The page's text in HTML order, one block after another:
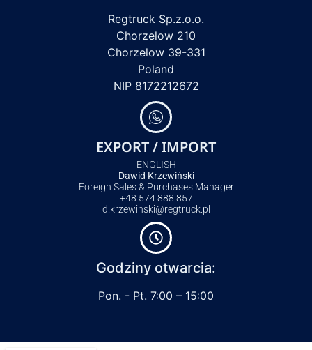
Regtruck Sp.z.o.o.
Chorzelow 210
Chorzelow 39-331
Poland
NIP 8172212672
EXPORT / IMPORT
ENGLISH
Dawid Krzewiński
Foreign Sales & Purchases Manager
+48 574 888 857
d.krzewinski@regtruck.pl
Godziny otwarcia:
Pon. - Pt. 7:00 – 15:00